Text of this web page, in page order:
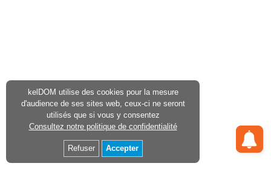
kelDOM utilise des cookies pour la mesure
d'audience de ses sites web, ceux-ci ne seront
utilisés que si vous y consentez
Consultez notre politique de confidentialité
Refuser Accepter